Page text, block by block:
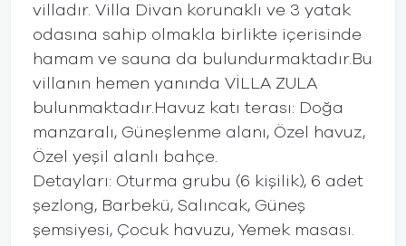
villadır. Villa Divan korunaklı ve 3 yatak
odasına sahip olmakla birlikte içerisinde
hamam ve sauna da bulundurmaktadır.Bu
villanın hemen yanında VİLLA ZULA
bulunmaktadır.Havuz katı terası: Doğa
manzaralı, Güneşlenme alanı, Özel havuz,
Özel yeşil alanlı bahçe.
Detayları: Oturma grubu (6 kişilik), 6 adet
şezlong, Barbekü, Salıncak, Güneş
şemsiyesi, Çocuk havuzu, Yemek masası.